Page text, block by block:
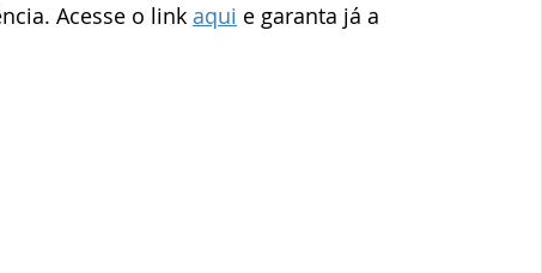
Acesse o link aqui e garanta já a